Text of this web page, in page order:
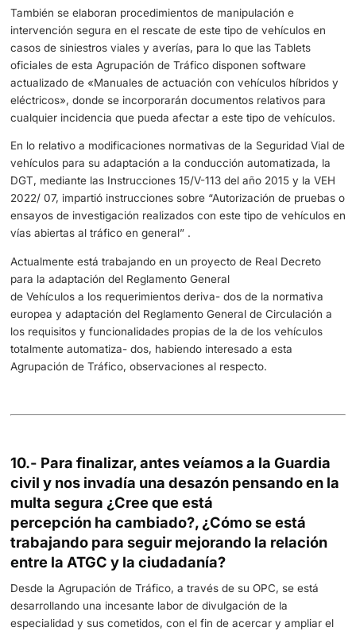
como campañas de control tales como:
Plan de Seguridad Jacobea.
Operación Paso del Estrecho.
Operaciones especiales de tráfico de especial
(Verano, Semana Santa, Puentes y Festividades
Campañas de control de velocidad.
Campañas de control de alcoholemia y consumo de
estupefacientes.
Campañas de control de Sistemas de retención
Campañas de uso de móviles, etc.
La finalidad de todos estos planes y campañas es
sensación subjetiva de vigilancia vial, mejorar la
siniestralidad viaria y de las víctimas en la red de
8.- La educación vial es fundamental
prevención de siniestros viales ¿Qué
programas e iniciativas de educación